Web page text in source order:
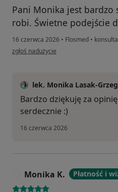
Pani Monika jest bardzo
robi. Świetne podejście
16 czerwca 2026 • Flosmed •
w opinii użytkownika Milena
zgłoś nadużycie
lek. Monika Lasak-
Bardzo dziękuję za
serdecznie :)
16 czerwca 2026
Monika K. Płatność i